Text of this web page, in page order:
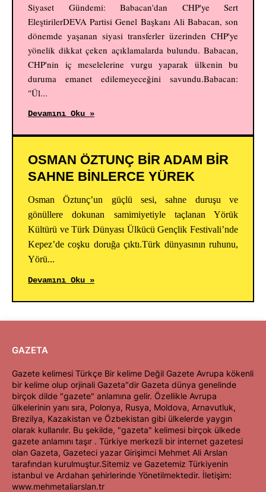
Siyaset Gündemi: Babacan'dan CHP'ye Sert
EleştirilerDEVA Partisi Genel Başkanı Ali Babacan, son
dönemde yaşanan siyasi transferler üzerinden CHP'ye
yönelik dikkat çeken açıklamalarda bulundu. Babacan,
CHP'nin iç meselelerine vurgu yaparak ülkenin bu
duruma emanet edilemeyeceğini savundu.Babacan:
"Ül...
Devamını Oku »
OSMAN ÖZTUNÇ BİR ADAM BİR
SAHNE BİNLERCE YÜREK
Osman Öztunç’un güçlü sesi, sahne duruşu ve
gönüllere dokunan samimiyetiyle taçlanan Yörük
Kültürü ve Türk Dünyası Ülkücü Gençlik Festivali’nde
Kepez’de coşku doruğa çıktı.Türk dünyasının ruhunu,
Yörü...
Devamını Oku »
GAZETA
Gazete kelimesi Türkçe Bir kelime Değil Gazete Avrupa kökenli
bir kelime olup orjinali Gazeta"dir Gazeta dünya genelinde
birçok dilde "gazete" anlamına gelir. Özellikle Avrupa
ülkelerinin yanı sıra, Polonya, Rusya, Moldova, Arnavutluk,
Brezilya, Kazakistan ve Özbekistan gibi ülkelerde yaygın
olarak kullanılır. Bu şekilde, "gazeta" kelimesi birçok ülkede
gazete anlamını taşır . Türkiye merkezli bir internet gazetesi
olan Gazeta, Gazeteci yazar Girişimci Mehmet Ali Arslan
tarafından kurulmuştur.Sitemiz ve Gazetemiz Türkiyenin
istanbul ve Ardahan şehirlerinde Yönetilmektedir. İletişim:
www.mehmetaliarslan.tr